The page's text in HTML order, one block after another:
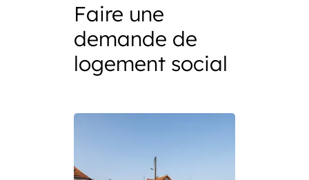
Faire une
demande de
logement social